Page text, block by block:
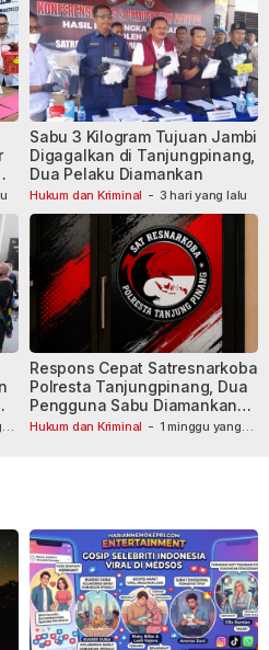
Hukum dan Kriminal - 3 hari yang lalu
Sabu 3 Kilogram Tujuan Jambi
Digagalkan di Tanjungpinang,
Dua Pelaku Diamankan
Hukum dan Kriminal - 1 minggu yang
Respons Cepat Satresnarkoba
Polresta Tanjungpinang, Dua
Pengguna Sabu Diamankan
Usai Dilaporkan ke Call Center